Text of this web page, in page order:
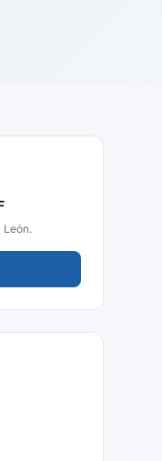
León.